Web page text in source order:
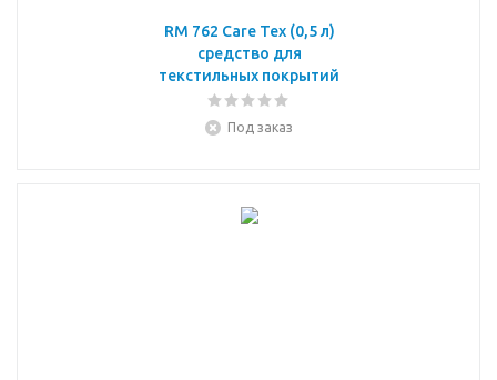
RM 762 Care Tex (0,5 л)
средство для
текстильных покрытий
Под заказ